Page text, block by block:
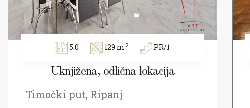
5.0 129 m2 PR/1
Uknjižena, odlična lokacija
Timočki put, Ripanj